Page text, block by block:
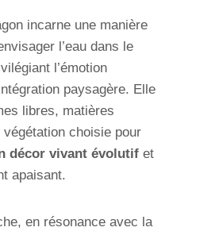
incarne une manière
l’eau dans le
l’émotion
paysagère. Elle
libres, matières
choisie pour
décor vivant évolutif et
apaisant.
en résonance avec la